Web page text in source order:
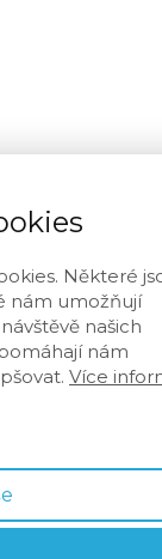
Některé
nám umožňují
našich
nám
Více